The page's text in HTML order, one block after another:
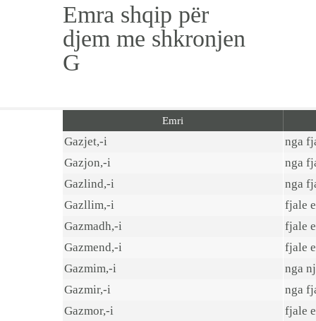
Emra shqip për
djem me shkronjen
G
USHQYERJA
PRINDËR
SHËNDET
EMRA SHQIP
BEBI BUÇKO
BABY SISTER
LIFESTYLE
SHOP
Emri
Gazjet,-i
nga
Gazjon,-i
nga
Gazlind,-i
nga
Gazllim,-i
fjale
Gazmadh,-i
fjale
Gazmend,-i
fjale
Gazmim,-i
nga
Gazmir,-i
nga
Gazmor,-i
fjale